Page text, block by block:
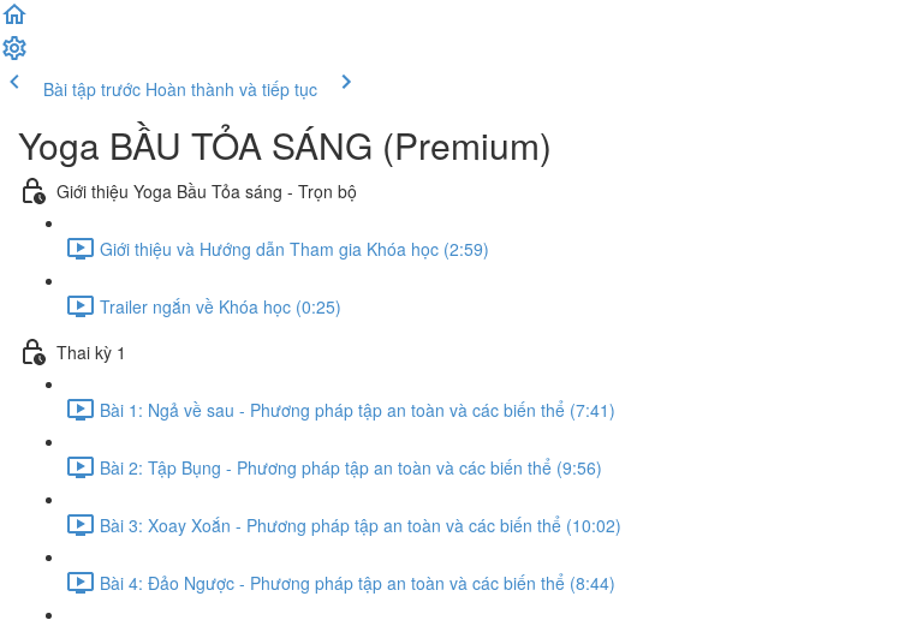
Bài tập trước Hoàn thành và tiếp tục
Yoga BẦU TỎA SÁNG (Premium)
Giới thiệu Yoga Bầu Tỏa sáng - Trọn bộ
Giới thiệu và Hướng dẫn Tham gia Khóa học (2:59)
Trailer ngắn về Khóa học (0:25)
Thai kỳ 1
Bài 1: Ngả về sau - Phương pháp tập an toàn và các biến thể (7:41)
Bài 2: Tập Bụng - Phương pháp tập an toàn và các biến thể (9:56)
Bài 3: Xoay Xoắn - Phương pháp tập an toàn và các biến thể (10:02)
Bài 4: Đảo Ngược - Phương pháp tập an toàn và các biến thể (8:44)